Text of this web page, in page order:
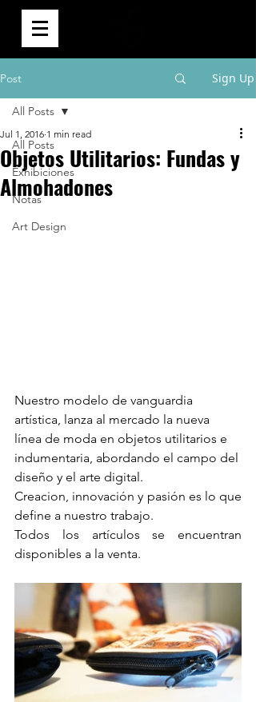
Post Sign Up
All Posts
Exhibiciones
Notas
Art Design
All Posts
Objetos Utilitarios: Fundas y
Almohadones
Jul 1, 2016 1 min read
Nuestro modelo de vanguardia
artística, lanza al mercado la nueva
línea de moda en objetos utilitarios e
indumentaria, abordando el campo del
diseño y el arte digital.
Creacion, innovación y pasión es lo que
define a nuestro trabajo.
Todos los artículos se encuentran
disponibles a la venta.